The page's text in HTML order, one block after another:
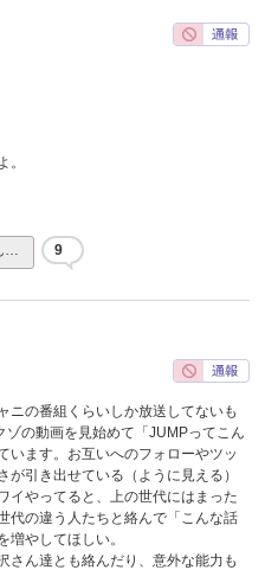
。
… 9
ニの番組くらいしか放送してないも
の動画を見始めて「JUMPってこん
います。お互いへのフォローやツッ
引き出せている（ように見える）
イやってると、上の世代にはまった
代の違う人たちと絡んで「こんな話
増やしてほしい。
さん達とも絡んだり、意外な能力も